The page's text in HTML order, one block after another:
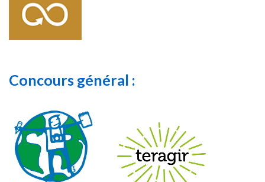
Concours général :